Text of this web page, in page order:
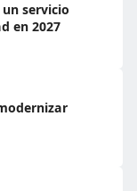
servicio
en 2027